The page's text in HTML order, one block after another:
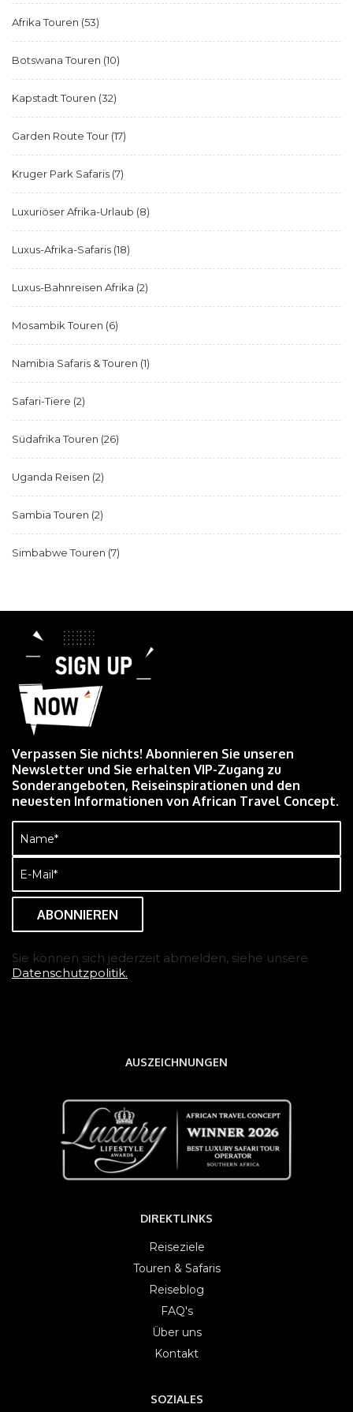
Afrika Touren (53)
Botswana Touren (10)
Kapstadt Touren (32)
Garden Route Tour (17)
Kruger Park Safaris (7)
Luxuriöser Afrika-Urlaub (8)
Luxus-Afrika-Safaris (18)
Luxus-Bahnreisen Afrika (2)
Mosambik Touren (6)
Namibia Safaris & Touren (1)
Safari-Tiere (2)
Südafrika Touren (26)
Uganda Reisen (2)
Sambia Touren (2)
Simbabwe Touren (7)
Verpassen Sie nichts! Abonnieren Sie unseren
Newsletter und Sie erhalten VIP-Zugang zu
Sonderangeboten, Reiseinspirationen und den
neuesten Informationen von African Travel Concept.
Name
(erforderlich)
E-
Mail
(erforderlich)
Sie können sich jederzeit abmelden, siehe unsere
Datenschutzpolitik.
AUSZEICHNUNGEN
DIREKTLINKS
Reiseziele
Touren & Safaris
Reiseblog
FAQ's
Über uns
Kontakt
SOZIALES